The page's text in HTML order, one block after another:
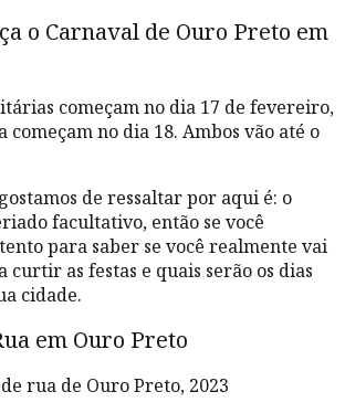
o Carnaval de Ouro Preto em
começam no dia 17 de fevereiro,
começam no dia 18. Ambos vão até o
de ressaltar por aqui é: o
facultativo, então se você
para saber se você realmente vai
as festas e quais serão os dias
cidade.
em Ouro Preto